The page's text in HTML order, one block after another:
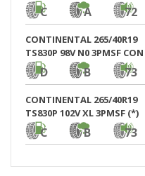
C A 72
CONTINENTAL 265/40R19
TS830P 98V N0 3PMSF CON
D B 73
CONTINENTAL 265/40R19
TS830P 102V XL 3PMSF (*)
C B 73